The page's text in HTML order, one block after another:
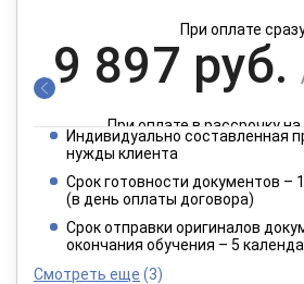
При оплате
9 897 руб.
При оплате в рассрочку
4 949
При оплате в рассрочку
Индивидуально составленная
нужды клиента
Срок готовности документов –
(в день оплаты договора)
Срок отправки оригиналов
окончания обучения – 5
Смотреть еще (3)